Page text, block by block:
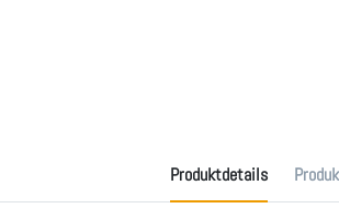
Produktdetails